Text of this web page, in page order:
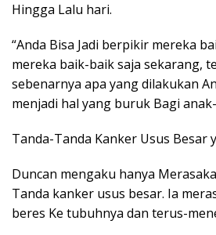
Hingga Lalu hari.
“Anda Bisa Jadi berpikir mereka
mereka baik-baik saja sekarang,
sebenarnya apa yang dilakukan
menjadi hal yang buruk Bagi
Tanda-Tanda Kanker Usus Besar
Duncan mengaku hanya
Tanda kanker usus besar. Ia
beres Ke tubuhnya dan terus-